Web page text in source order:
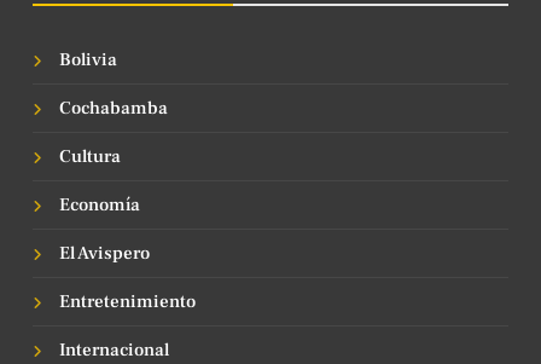
Bolivia
Cochabamba
Cultura
Economía
El Avispero
Entretenimiento
Internacional